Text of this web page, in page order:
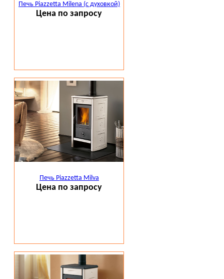
Печь Piazzetta Milena (с духовкой)
Цена по запросу
Печь Piazzetta Milva
Цена по запросу